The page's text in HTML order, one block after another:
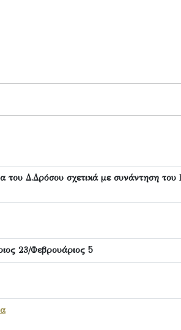
του Δ.Δρόσου σχετικά με συνάντηση
23/Φεβρουάριος 5